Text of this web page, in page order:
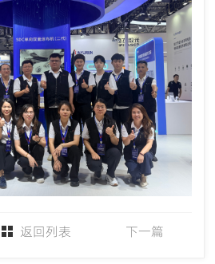
返回列表 下一篇